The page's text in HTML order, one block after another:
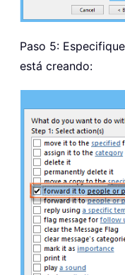
Paso 5:
está creando: